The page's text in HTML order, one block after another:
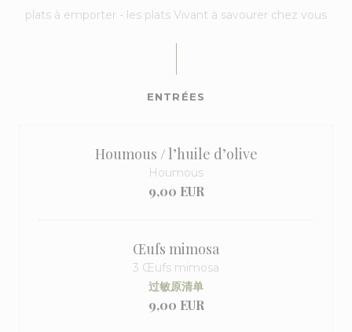
plats à emporter - les plats Vivant à savourer chez vous
ENTRÉES
Houmous / l’huile d’olive
Houmous
9,00 EUR
Œufs mimosa
3 Œufs mimosa
过敏原清单
9,00 EUR